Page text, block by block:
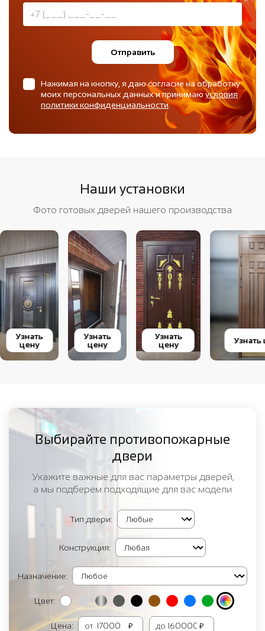
Отправить
Нажимая на кнопку, я даю согласие на обработку
моих персональных данных и принимаюусловия
политики конфиденциальности.
Наши установки
Фото готовых дверей нашего производства
Узнать
цену
Узнать
цену
Узнать
цену
Узнать
Выбирайте противопожарные
двери
Укажите важные для вас параметры дверей,
а мы подберем подходящие для вас модели
Тип двери:
Конструкция:
Назначение:
Цвет:
Цена: от ₽ до ₽